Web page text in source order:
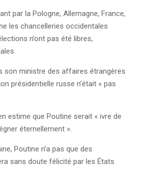
par la Pologne, Allemagne, France,
les chancelleries occidentales
n’ont pas été libres,
son ministre des affaires étrangères
présidentielle russe n’était « pas
estime que Poutine serait « ivre de
éternellement ».
Poutine n’a pas que des
sans doute félicité par les États